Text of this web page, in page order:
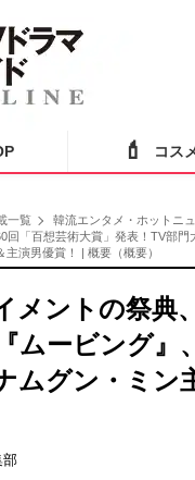
💄 コス
一覧
韓流エンタメ・ホットニ
「百想芸術大賞」発表！TV部
演男優賞！ | 概要（概要）
メントの祭典
ムービング』
ムグン・ミン
部